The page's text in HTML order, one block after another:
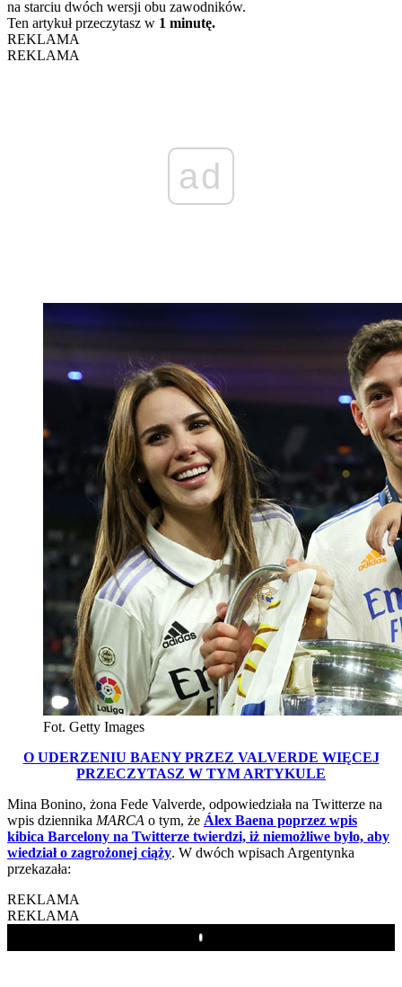
na starciu dwóch wersji obu zawodników.
Ten artykuł przeczytasz w 1 minutę.
REKLAMA
REKLAMA
ad
Fot. Getty Images
O UDERZENIU BAENY PRZEZ VALVERDE WIĘCEJ
PRZECZYTASZ W TYM ARTYKULE
Mina Bonino, żona Fede Valverde, odpowiedziała na Twitterze na
wpis dziennika MARCA o tym, że Álex Baena poprzez wpis
kibica Barcelony na Twitterze twierdzi, iż niemożliwe było, aby
wiedział o zagrożonej ciąży. W dwóch wpisach Argentynka
przekazała:
REKLAMA
REKLAMA
Play